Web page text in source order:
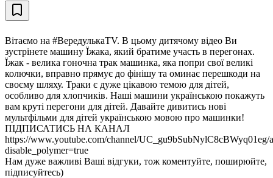
Вітаємо на #ВередулькаTV. В цьому дитячому відео Ви
зустрінете машину Їжака, який братиме участь в перегонах.
Їжак - велика гоночна трак машинка, яка попри свої великі
колючки, вправно прямує до фінішу та оминає перешкоди на
своєму шляху. Траки є дуже цікавою темою для дітей,
особливо для хлопчиків. Наші машини українською покажуть
вам круті перегони для дітей. Давайте дивитись нові
мультфільми для дітей українською мовою про машинки!
ПІДПИСАТИСЬ НА КАНАЛ
https://www.youtube.com/channel/UC_gu9bSubNylC8cBWyq01eg/
disable_polymer=true
Нам дуже важливі Ваші відгуки, тож коментуйте, поширюйте,
підписуйтесь)